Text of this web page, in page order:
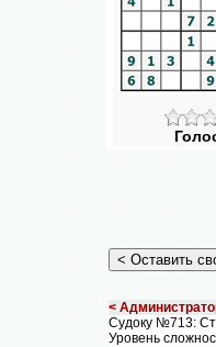
<
Судоку №713:
Уровень